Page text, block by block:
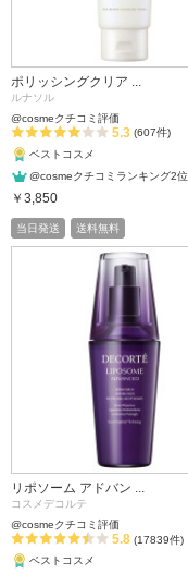
ポリッシングクリア ...
ルナソル
@cosmeクチコミ評価
5.3 (607件)
ベストコスメ
@cosmeクチコミランキング2位
￥3,850
当日発送 送料無料
リポソーム アドバン ...
コスメデコルテ
@cosmeクチコミ評価
5.8 (17839件)
ベストコスメ